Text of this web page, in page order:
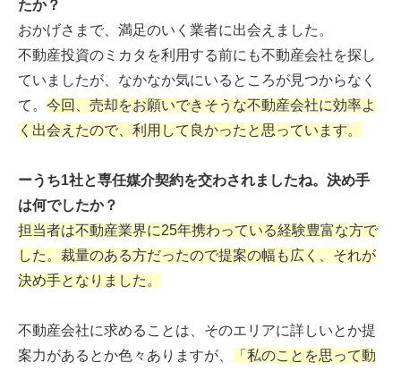
たか？
おかげさまで、満足のいく業者に出会えました。
不動産投資のミカタを利用する前にも不動産会社を探し
ていましたが、なかなか気にいるところが見つからなく
て。 今回、売却をお願いできそうな不動産会社に効率よ
く出会えたので、利用して良かったと思っています。
ーうち1社と専任媒介契約を交わされましたね。決め手
は何でしたか？
担当者は不動産業界に25年携わっている経験豊富な方で
した。裁量のある方だったので提案の幅も広く、それが
決め手となりました。
不動産会社に求めることは、そのエリアに詳しいとか提
案力があるとか色々ありますが、
「私のことを思って動